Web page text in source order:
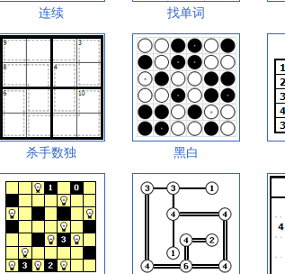
连续 找单词
杀手数独 黑白